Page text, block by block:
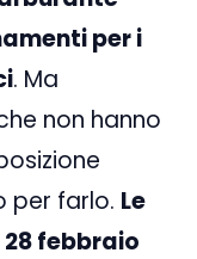
per i
. Ma
non hanno
per farlo. Le
febbraio